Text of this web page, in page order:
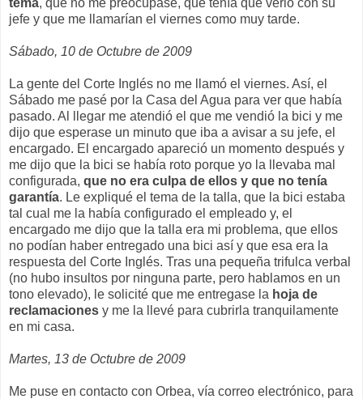
jefe y que me llamarían el viernes como muy tarde.
Sábado, 10 de Octubre de 2009
La gente del Corte Inglés no me llamó el viernes. Así, el
Sábado me pasé por la Casa del Agua para ver que había
pasado. Al llegar me atendió el que me vendió la bici y me
dijo que esperase un minuto que iba a avisar a su jefe, el
encargado. El encargado apareció un momento después y
me dijo que la bici se había roto porque yo la llevaba mal
configurada, que no era culpa de ellos y que no tenía
garantía. Le expliqué el tema de la talla, que la bici estaba
tal cual me la había configurado el empleado y, el
encargado me dijo que la talla era mi problema, que ellos
no podían haber entregado una bici así y que esa era la
respuesta del Corte Inglés. Tras una pequeña trifulca verbal
(no hubo insultos por ninguna parte, pero hablamos en un
tono elevado), le solicité que me entregase la hoja de
reclamaciones y me la llevé para cubrirla tranquilamente
en mi casa.
Martes, 13 de Octubre de 2009
Me puse en contacto con Orbea, vía correo electrónico, para